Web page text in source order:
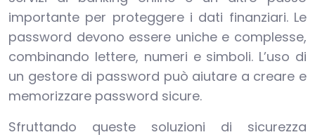
importante per proteggere i dati finanziari. Le
password devono essere uniche e complesse,
combinando lettere, numeri e simboli. L’uso di
un gestore di password può aiutare a creare e
memorizzare password sicure.
Sfruttando queste soluzioni di sicurezza